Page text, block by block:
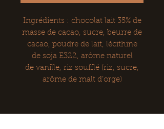
Ingrédients : chocolat lait 35% de
masse de cacao, sucre, beurre de
cacao, poudre de lait, lécithine
de soja E322, arôme naturel
de vanille, riz soufflé (riz, sucre,
arôme de malt d’orge)